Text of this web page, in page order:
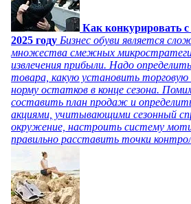
Как конкурировать
2025 году Бизнес обуви является
множества смежных
извлечения прибыли. Надо
товара, какую установить торговую
норму остатков в конце сезона.
составить план продаж и
акциями, учитывающими сезонный
окружение, настроить систему
правильно расставить точки